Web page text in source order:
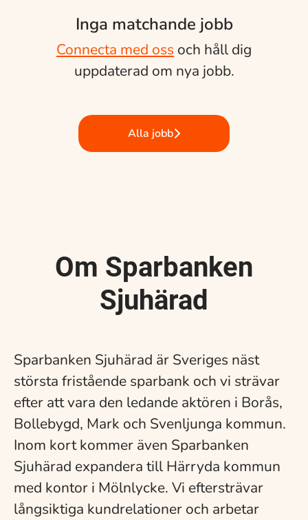
Inga matchande jobb
Connecta med oss och håll dig
uppdaterad om nya jobb.
Alla jobb
Om Sparbanken
Sjuhärad
Sparbanken Sjuhärad är Sveriges näst
största fristående sparbank och vi strävar
efter att vara den ledande aktören i Borås,
Bollebygd, Mark och Svenljunga kommun.
Inom kort kommer även Sparbanken
Sjuhärad expandera till Härryda kommun
med kontor i Mölnlycke. Vi eftersträvar
långsiktiga kundrelationer och arbetar